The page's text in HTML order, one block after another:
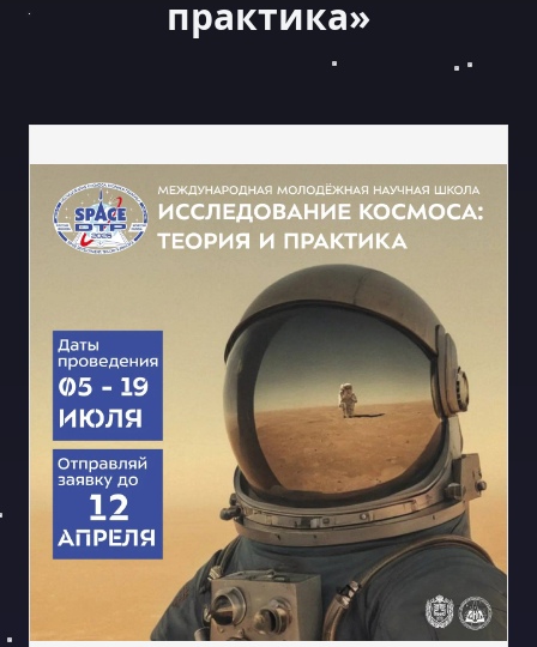
практика»